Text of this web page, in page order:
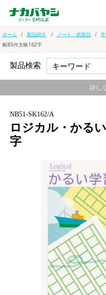
ホーム 製品紹介 ノート・紙製品
帳B5作文帳162字
NB51-SK162/A
ロジカル・かる
字
「エアー用紙」を使用
メーカー希望小売価格：
+ 税
科目の増加など、荷物が多く
製品検索
詳し